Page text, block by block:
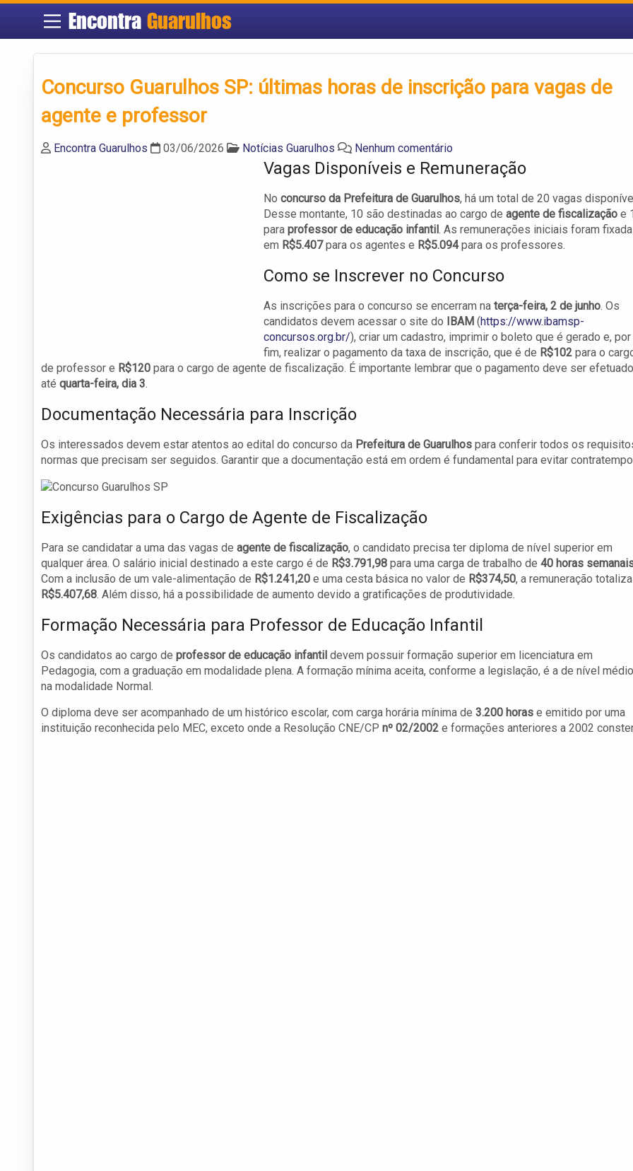
EncontraGuarulhos
Concurso Guarulhos SP: últimas horas de inscrição para vagas de
agente e professor
Encontra Guarulhos 03/06/2026 Notícias Guarulhos Nenhum comentário
Vagas Disponíveis e Remuneração
No concurso da Prefeitura de Guarulhos, há um total de 20 vagas
Desse montante, 10 são destinadas ao cargo de agente de fiscalização e
para professor de educação infantil . As remunerações iniciais foram
em R$5.407para os agentes e R$5.094para os professores.
Como se Inscrever no Concurso
As inscrições para o concurso se encerram na terça-feira, 2 de junho. Os
candidatos devem acessar o site do
IBAM (https://www.ibamsp-
concursos.org.br/), criar um cadastro, imprimir o boleto que é gerado e, por
fim, realizar o pagamento da taxa de inscrição, que é de R$102 para o
de professor e R$120 para o cargo de agente de fiscalização. É importante lembrar que o pagamento deve ser efetuado
até quarta-feira, dia 3.
Documentação Necessária para Inscrição
Os interessados devem estar atentos ao edital do concurso da Prefeitura de Guarulhos para conferir todos os
normas que precisam ser seguidos. Garantir que a documentação está em ordem é fundamental para evitar
Exigências para o Cargo de Agente de Fiscalização
Para se candidatar a uma das vagas de agente de fiscalização, o candidato precisa ter diploma de nível superior em
qualquer área. O salário inicial destinado a este cargo é de R$3.791,98 para uma carga de trabalho de 40 horas
Com a inclusão de um vale-alimentação de R$1.241,20 e uma cesta básica no valor de R$374,50, a remuneração totaliza
R$5.407,68. Além disso, há a possibilidade de aumento devido a gratificações de produtividade.
Formação Necessária para Professor de Educação Infantil
Os candidatos ao cargo de professor de educação infantil devem possuir formação superior em licenciatura em
Pedagogia, com a graduação em modalidade plena. A formação mínima aceita, conforme a legislação, é a de nível médio
na modalidade Normal.
O diploma deve ser acompanhado de um histórico escolar, com carga horária mínima de 3.200 horas e emitido por uma
instituição reconhecida pelo MEC, exceto onde a Resolução CNE/CP nº 02/2002 e formações anteriores a 2002